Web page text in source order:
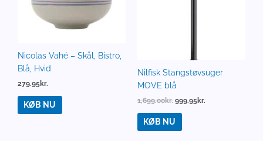
Nicolas Vahé – Skål, Bistro,
Blå, Hvid
279.95kr.
KØB NU
Nilfisk Stangstøvsuger
MOVE blå
1,699.00kr. 999.95kr.
KØB NU